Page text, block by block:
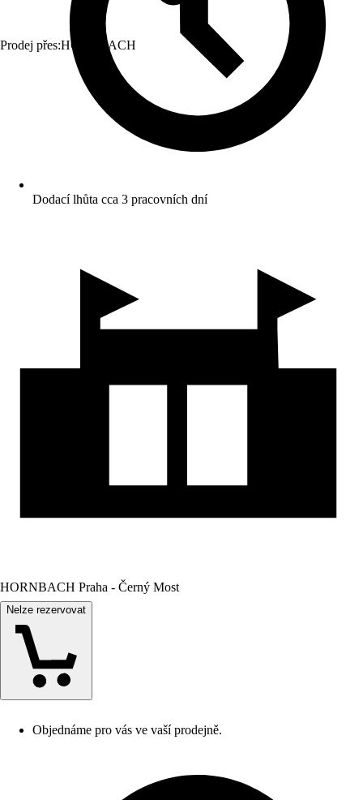
Prodej přes:HORNBACH
Dodací lhůta cca 3 pracovních dní
HORNBACH Praha - Černý Most
Nelze rezervovat
Objednáme pro vás ve vaší prodejně.